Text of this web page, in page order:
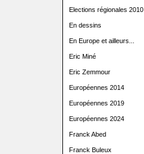
Elections régionales 2010
En dessins
En Europe et ailleurs...
Eric Miné
Eric Zemmour
Européennes 2014
Européennes 2019
Européennes 2024
Franck Abed
Franck Buleux